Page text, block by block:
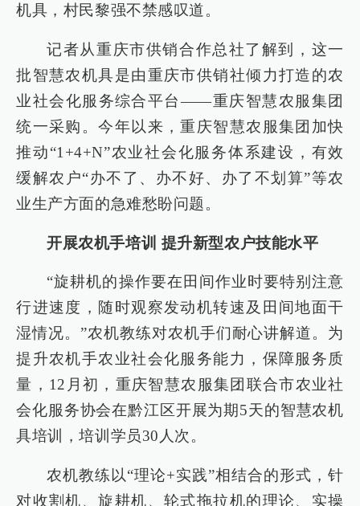
机具，村民黎强不禁感叹道。
记者从重庆市供销合作总社了解到，这一
批智慧农机具是由重庆市供销社倾力打造的农
业社会化服务综合平台——重庆智慧农服集团
统一采购。今年以来，重庆智慧农服集团加快
推动“1+4+N”农业社会化服务体系建设，有效
缓解农户“办不了、办不好、办了不划算”等农
业生产方面的急难愁盼问题。
开展农机手培训 提升新型农户技能水平
“旋耕机的操作要在田间作业时要特别注意
行进速度，随时观察发动机转速及田间地面干
湿情况。”农机教练对农机手们耐心讲解道。为
提升农机手农业社会化服务能力，保障服务质
量，12月初，重庆智慧农服集团联合市农业社
会化服务协会在黔江区开展为期5天的智慧农机
具培训，培训学员30人次。
农机教练以“理论+实践”相结合的形式，针
对收割机、旋耕机、轮式拖拉机的理论、实操